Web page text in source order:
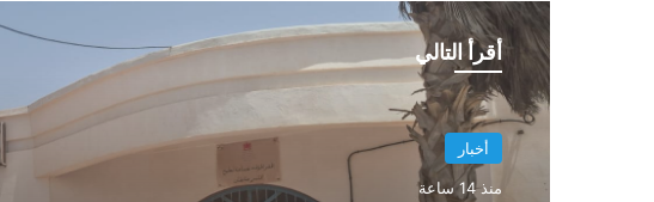
أقرأ التالي
أخبار
منذ 14 ساعة